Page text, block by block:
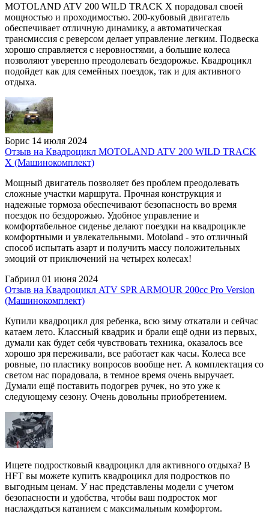
MOTOLAND ATV 200 WILD TRACK X порадовал своей
мощностью и проходимостью. 200-кубовый двигатель
обеспечивает отличную динамику, а автоматическая
трансмиссия с реверсом делает управление легким. Подвеска
хорошо справляется с неровностями, а большие колеса
позволяют уверенно преодолевать бездорожье. Квадроцикл
подойдет как для семейных поездок, так и для активного
отдыха.
Борис 14 июля 2024
Отзыв на Квадроцикл MOTOLAND ATV 200 WILD TRACK
X (Машинокомплект)
Мощный двигатель позволяет без проблем преодолевать
сложные участки маршрута. Прочная конструкция и
надежные тормоза обеспечивают безопасность во время
поездок по бездорожью. Удобное управление и
комфортабельное сиденье делают поездки на квадроцикле
комфортными и увлекательными. Motoland - это отличный
способ испытать азарт и получить массу положительных
эмоций от приключений на четырех колесах!
Габриил 01 июня 2024
Отзыв на Квадроцикл ATV SPR ARMOUR 200cc Pro Version
(Машинокомплект)
Купили квадроцикл для ребенка, всю зиму откатали и сейчас
катаем лето. Классный квадрик и брали ещё одни из первых,
думали как будет себя чувствовать техника, оказалось все
хорошо зря переживали, все работает как часы. Колеса все
ровные, по пластику вопросов вообще нет. А комплектация со
светом нас порадовала, в темное время очень выручает.
Думали ещё поставить подогрев ручек, но это уже к
следующему сезону. Очень довольны приобретением.
Ищете подростковый квадроцикл для активного отдыха? В
HFT вы можете купить квадроцикл для подростков по
выгодным ценам. У нас представлены модели с учетом
безопасности и удобства, чтобы ваш подросток мог
наслаждаться катанием с максимальным комфортом.